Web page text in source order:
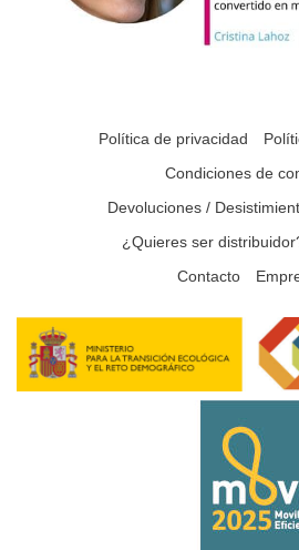
Política de privacidad
Condiciones de
Devoluciones /
¿Quieres ser
Contacto